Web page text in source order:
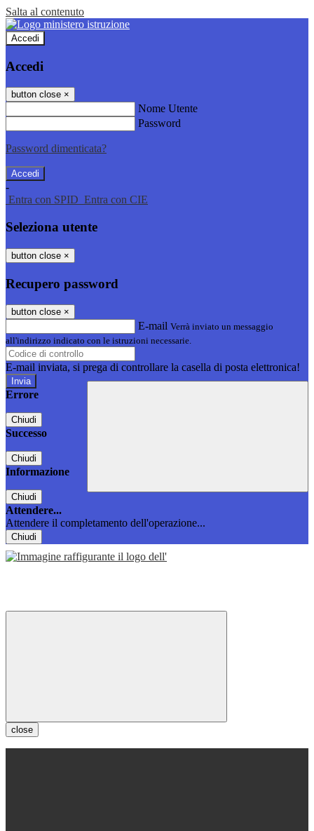
Salta al contenuto
Accedi
Accedi
button close ×
Nome Utente
Password
Password dimenticata?
-
Entra con SPID Entra con CIE
Seleziona utente
button close ×
Recupero password
button close ×
E-mail Verrà inviato un messaggio
all'indirizzo indicato con le istruzioni necessarie.
E-mail inviata, si prega di controllare la casella di posta elettronica!
Errore
Chiudi
Successo
Chiudi
Informazione
Chiudi
Attendere...
Attendere il completamento dell'operazione...
Chiudi
close